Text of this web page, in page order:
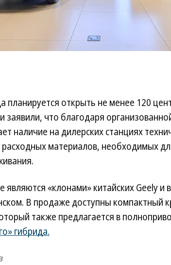
планируется открыть не менее 120
заявили, что благодаря
наличие на дилерских станциях
расходных материалов, необходимых
являются «клонами» китайских Geely и
В продаже доступны компактный
также предлагается в
гибрида.